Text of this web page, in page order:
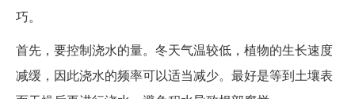
巧。
首先，要控制浇水的量。冬天气温较低，植物的生长速度
减缓，因此浇水的频率可以适当减少。最好是等到土壤表